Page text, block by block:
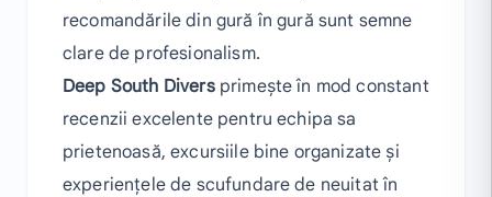
recomandările din gură în gură sunt semne
clare de profesionalism.
Deep South Diversprimește în mod constant
recenzii excelente pentru echipa sa
prietenoasă, excursiile bine organizate și
experiențele de scufundare de neuitat în